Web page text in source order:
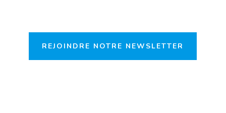
REJOINDRE NOTRE NEWSLETTER